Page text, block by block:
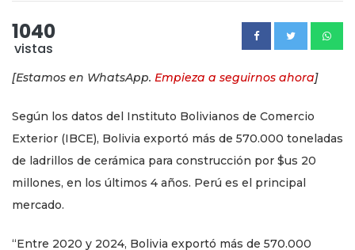
1040
vistas
[Estamos en WhatsApp. Empieza a seguirnos ahora]
Según los datos del Instituto Bolivianos de Comercio
Exterior (IBCE), Bolivia exportó más de 570.000 toneladas
de ladrillos de cerámica para construcción por $us 20
millones, en los últimos 4 años. Perú es el principal
mercado.
“Entre 2020 y 2024, Bolivia exportó más de 570.000